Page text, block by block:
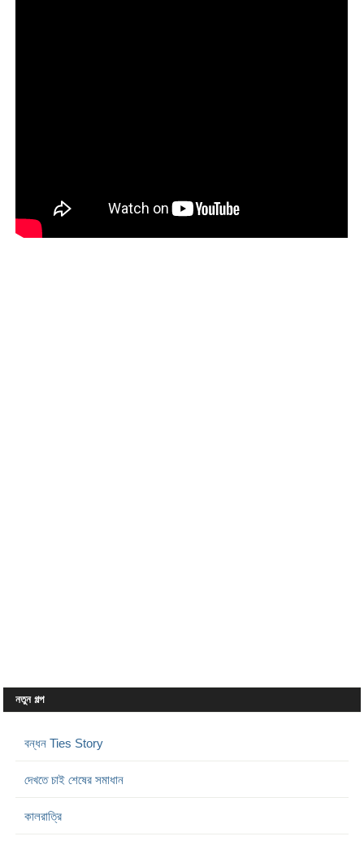
নতুন গল্প
বন্ধন Ties Story
দেখতে চাই শেষের সমাধান
কালরাত্রি